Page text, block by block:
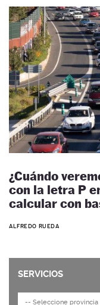
¿Cuándo
con la letra P
calcular con
ALFREDO RUEDA